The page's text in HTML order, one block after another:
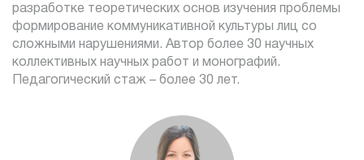
разработке теоретических основ изучения проблемы
формирование коммуникативной культуры лиц со
сложными нарушениями. Автор более 30 научных
коллективных научных работ и монографий.
Педагогический стаж – более 30 лет.